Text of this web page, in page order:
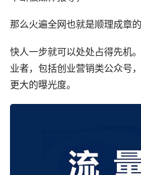
那么火遍全网也就是顺理成章的
快人一步就可以处处占得先机
业者，包括创业营销类公众号
更大的曝光度。